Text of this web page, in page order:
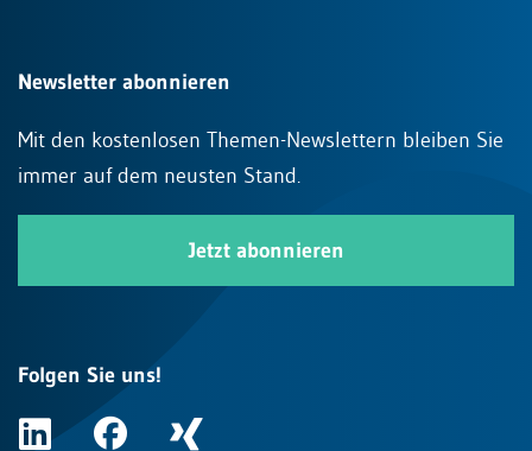
Newsletter abonnieren
Mit den kostenlosen Themen-Newslettern bleiben Sie
immer auf dem neusten Stand.
Jetzt abonnieren
Folgen Sie uns!